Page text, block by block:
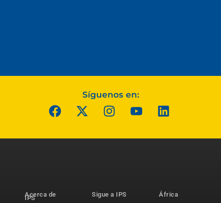
Síguenos en:
Acerca de
IPS
Sigue a IPS
África